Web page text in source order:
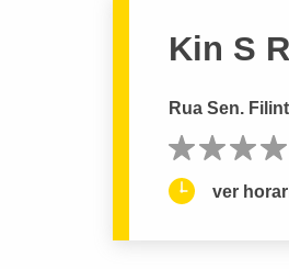
Kin S
Rua Sen.
ver